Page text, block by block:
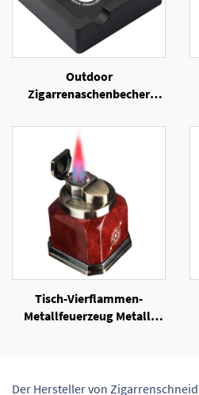
Outdoor
Zigarrenaschenbecher
Silikonaschenbecher mit 4
Ablagefächer für Zigarren
Tisch-Vierflammen-
Metallfeuerzeug Metall-
Der Hersteller von